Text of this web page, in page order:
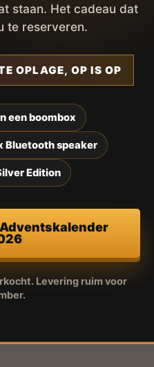
staan. Het cadeau dat
te reserveren.
OPLAGE, OP IS OP
een boombox
Bluetooth speaker
Edition
Levering ruim voor